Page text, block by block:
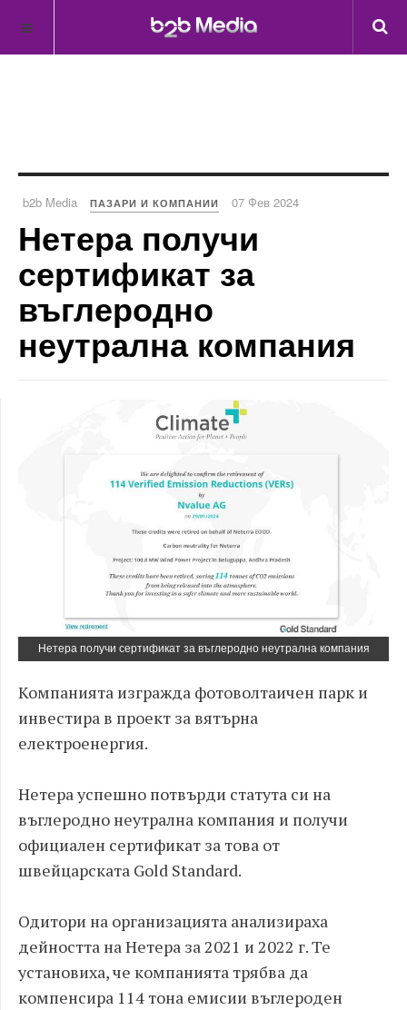
b2b Media ПАЗАРИ И КОМПАНИИ 07 Фев 2024
Нетера получи
сертификат за
въглеродно
неутрална компания
Нетера получи сертификат за въглеродно неутрална компания
Компанията изгражда фотоволтаичен парк и
инвестира в проект за вятърна
електроенергия.
Нетера успешно потвърди статута си на
въглеродно неутрална компания и получи
официален сертификат за това от
швейцарската Gold Standard.
Одитори на организацията анализираха
дейността на Нетера за 2021 и 2022 г. Те
установиха, че компанията трябва да
компенсира 114 тона емисии въглероден